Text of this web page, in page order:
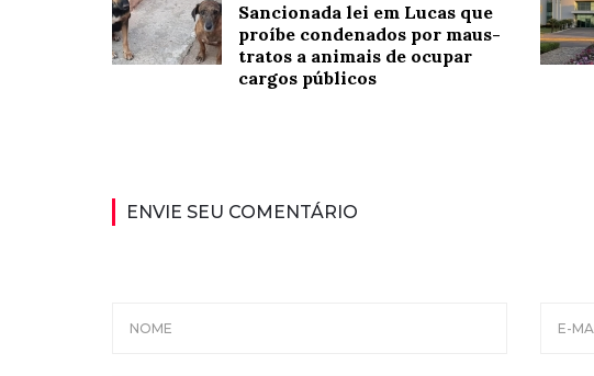
Sancionada lei em Lucas que
proíbe condenados por maus-
tratos a animais de ocupar
cargos públicos
ENVIE SEU COMENTÁRIO